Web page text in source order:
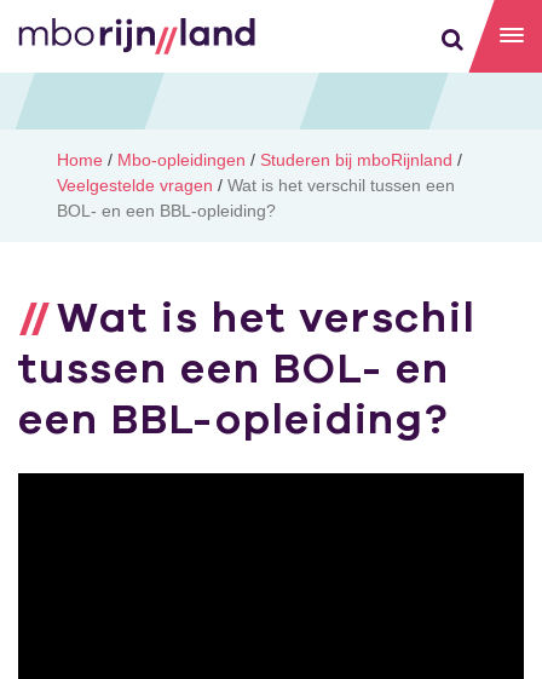
Home / Mbo-opleidingen / Studeren bij mboRijnland /
Veelgestelde vragen /Wat is het verschil tussen een
BOL- en een BBL-opleiding?
Wat is het verschil
tussen een BOL- en
een BBL-opleiding?